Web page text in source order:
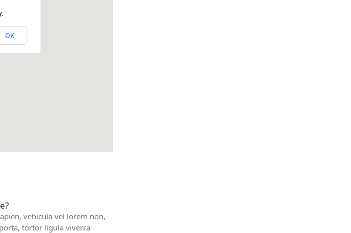
OK
vehicula vel lorem non,
tortor ligula viverra